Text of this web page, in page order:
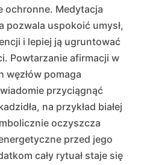
ochronne. Medytacja
pozwala uspokoić umysł,
i lepiej ją ugruntować
Powtarzanie afirmacji w
węzłów pomaga
przyciągnąć
na przykład białej
oczyszcza
przed jego
cały rytuał staje się